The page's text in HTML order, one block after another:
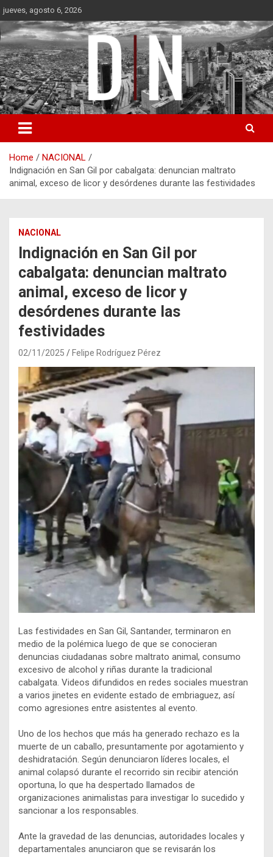
Skip
to
content
jueves, agosto 6, 2026
Diámetro Noticias
Home
NACIONAL
Indignación en San Gil por cabalgata: denuncian maltrato
animal, exceso de licor y desórdenes durante las festividades
NACIONAL
Indignación en San Gil por
cabalgata: denuncian maltrato
animal, exceso de licor y
desórdenes durante las
festividades
02/11/2025 Felipe Rodríguez Pérez
Las festividades en San Gil, Santander, terminaron en
medio de la polémica luego de que se conocieran
denuncias ciudadanas sobre maltrato animal, consumo
excesivo de alcohol y riñas durante la tradicional
cabalgata. Videos difundidos en redes sociales muestran
a varios jinetes en evidente estado de embriaguez, así
como agresiones entre asistentes al evento.
Uno de los hechos que más ha generado rechazo es la
muerte de un caballo, presuntamente por agotamiento y
deshidratación. Según denunciaron líderes locales, el
animal colapsó durante el recorrido sin recibir atención
oportuna, lo que ha despertado llamados de
organizaciones animalistas para investigar lo sucedido y
sancionar a los responsables.
Ante la gravedad de las denuncias, autoridades locales y
departamentales anunciaron que se revisarán los